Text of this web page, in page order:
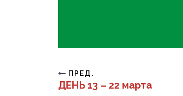
ПРЕД.
ДЕНЬ 13 – 22 марта